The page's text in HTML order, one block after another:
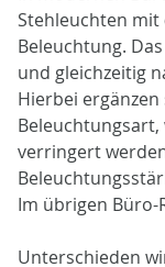
Stehleuchten mit
Beleuchtung.
und gleichzeitig
Hierbei
verringert
Im übrigen Büro-
Unterschieden